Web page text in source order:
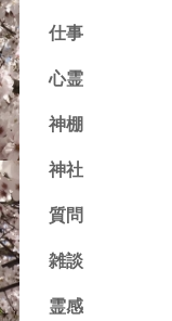
仕事
心霊
神棚
神社
質問
雑談
霊感